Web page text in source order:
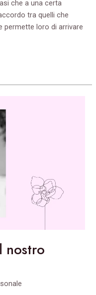
che a una certa
tra quelli che
permette loro di arrivare
nostro